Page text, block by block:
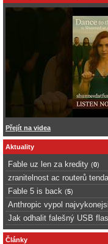
Přejít na videa
Aktuality
Fable uz len za kredity (0)
zranitelnost ac routerů tenda
Fable 5 is back (5)
Anthropic vypol
Jak odhalit falešný USB
Články